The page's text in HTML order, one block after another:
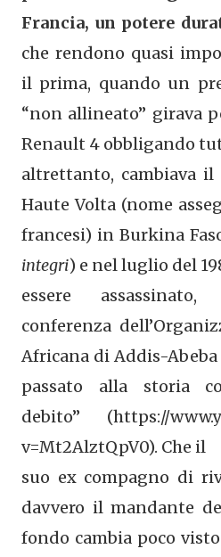
Francia, un potere
che rendono quasi
il prima, quando un
“non allineato” girava
Renault 4 obbligando
altrettanto, cambiava il
Haute Volta (nome
francesi) in Burkina
integri) e nel luglio del
essere
conferenza
Africana di Addis-
passato alla storia
debito” (https://
v=Mt2AlztQpV0). Che il
suo ex compagno di
davvero il mandante
fondo cambia poco